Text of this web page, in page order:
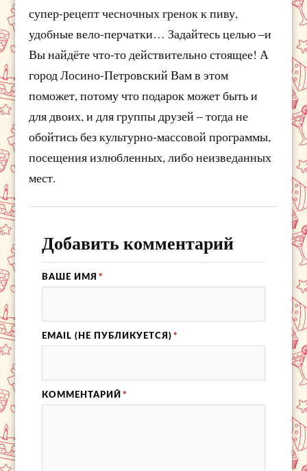
супер-рецепт чесночных гренок к пиву,
удобные вело-перчатки… Задайтесь целью –и
Вы найдёте что-то действительно стоящее! А
город Лосино-Петровский Вам в этом
поможет, потому что подарок может быть и
для двоих, и для группы друзей – тогда не
обойтись без культурно-массовой программы,
посещения излюбленных, либо неизведанных
мест.
Добавить комментарий
ВАШЕ ИМЯ *
EMAIL (НЕ ПУБЛИКУЕТСЯ) *
КОММЕНТАРИЙ *